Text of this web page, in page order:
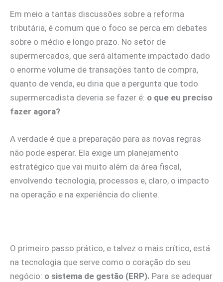
Em meio a tantas discussões sobre a reforma
tributária, é comum que o foco se perca em debates
sobre o médio e longo prazo. No setor de
supermercados, que será altamente impactado dado
o enorme volume de transações tanto de compra,
quanto de venda, eu diria que a pergunta que todo
supermercadista deveria se fazer é: o que eu preciso
fazer agora?
A verdade é que a preparação para as novas regras
não pode esperar. Ela exige um planejamento
estratégico que vai muito além da área fiscal,
envolvendo tecnologia, processos e, claro, o impacto
na operação e na experiência do cliente.
O primeiro passo prático, e talvez o mais crítico, está
na tecnologia que serve como o coração do seu
negócio: o sistema de gestão (ERP). Para se adequar